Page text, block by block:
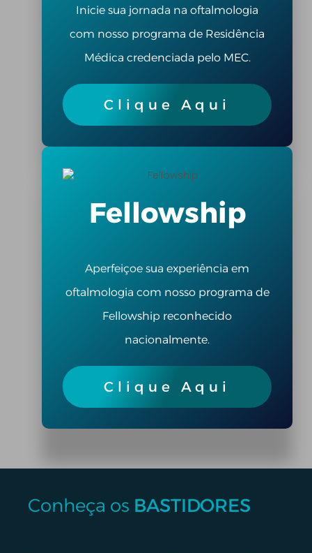
Inicie sua jornada na oftalmologia
com nosso programa de Residência
Médica credenciada pelo MEC.
Clique Aqui
Fellowship
Aperfeiçoe sua experiência em
oftalmologia com nosso programa de
Fellowship reconhecido
nacionalmente.
Clique Aqui
Conheça os BASTIDORES